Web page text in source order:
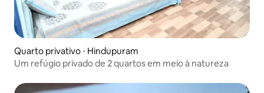
Quarto privativo ⋅ Hindupuram
Um refúgio privado de 2 quartos em meio à natureza